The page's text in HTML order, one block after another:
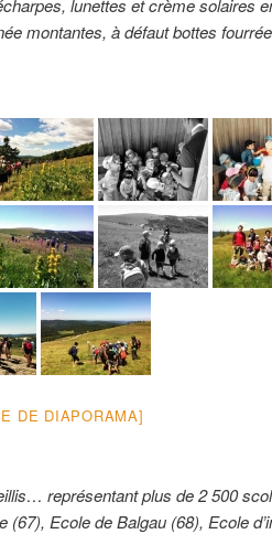
montantes, à défaut bottes
DE DIAPORAMA]
représentant plus de 2 500
Ecole de Balgau (68), Ecole